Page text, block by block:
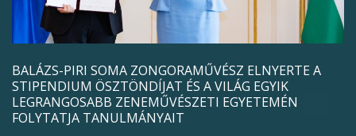
BALÁZS-PIRI SOMA ZONGORAMŰVÉSZ ELNYERTE A
STIPENDIUM ÖSZTÖNDÍJAT ÉS A VILÁG EGYIK
LEGRANGOSABB ZENEMŰVÉSZETI EGYETEMÉN
FOLYTATJA TANULMÁNYAIT